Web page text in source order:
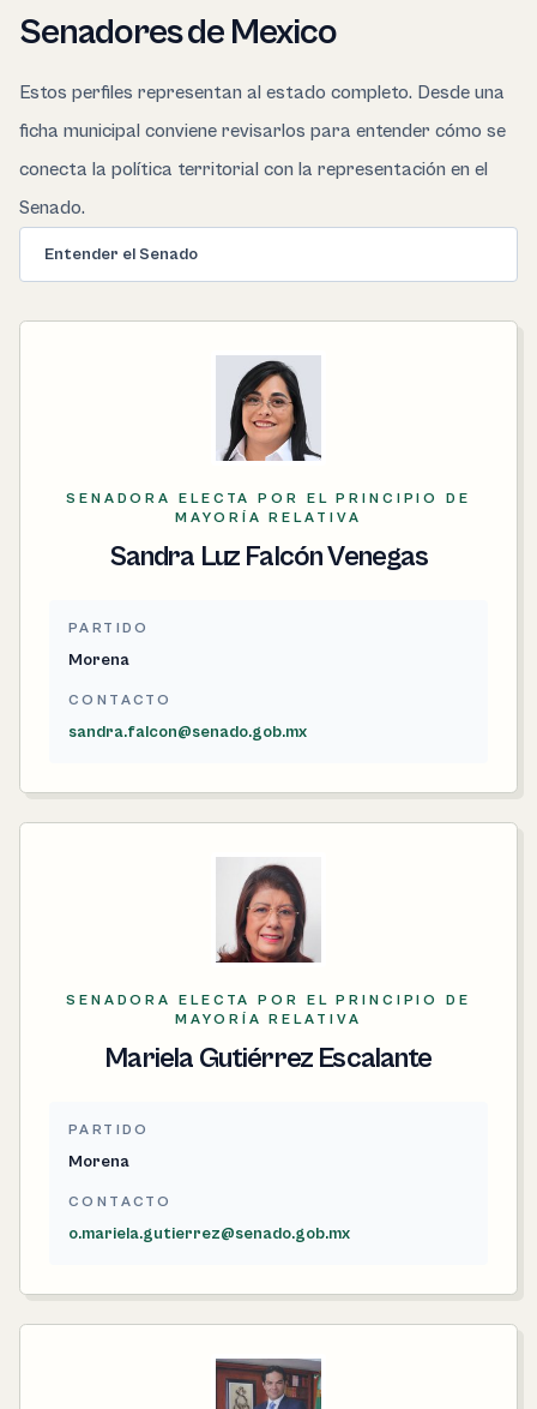
Senadores de Mexico
Estos perfiles representan al estado completo. Desde una
ficha municipal conviene revisarlos para entender cómo se
conecta la política territorial con la representación en el
Senado.
Entender el Senado
SENADORA ELECTA POR EL PRINCIPIO DE
MAYORÍA RELATIVA
Sandra Luz Falcón Venegas
PARTIDO
Morena
CONTACTO
sandra.falcon@senado.gob.mx
SENADORA ELECTA POR EL PRINCIPIO DE
MAYORÍA RELATIVA
Mariela Gutiérrez Escalante
PARTIDO
Morena
CONTACTO
o.mariela.gutierrez@senado.gob.mx